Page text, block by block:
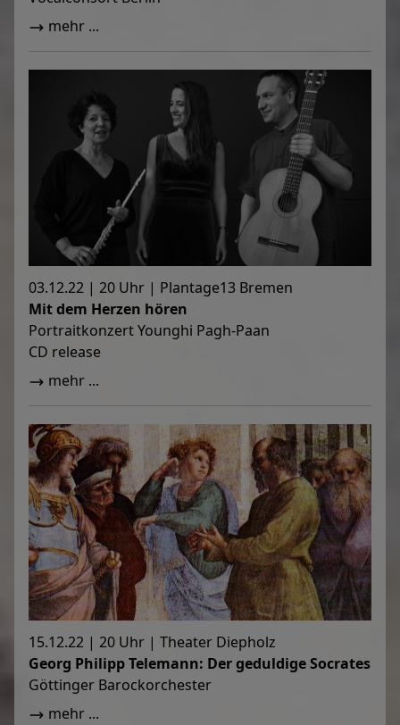
mehr ...
03.12.22 | 20 Uhr | Plantage13 Bremen
Mit dem Herzen hören
Portraitkonzert Younghi Pagh-Paan
CD release
mehr ...
15.12.22 | 20 Uhr | Theater Diepholz
Georg Philipp Telemann: Der geduldige Socrates
Göttinger Barockorchester
mehr ...